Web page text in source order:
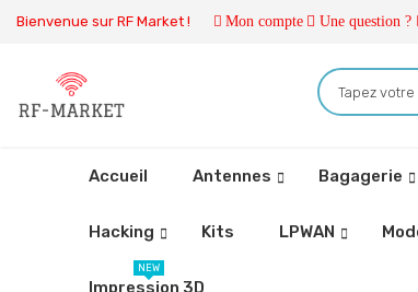
Bienvenue sur RF Market ! Mon compte Une question ?
Accueil Antennes Bagagerie
Hacking Kits LPWAN
Impression 3D
NEW